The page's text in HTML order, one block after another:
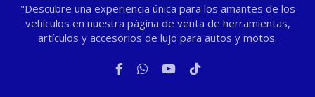
"Descubre una experiencia única para los amantes de los
vehículos en nuestra página de venta de herramientas,
artículos y accesorios de lujo para autos y motos.